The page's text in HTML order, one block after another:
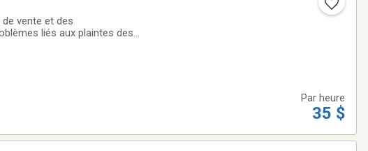
vente et des
liés aux plaintes des
Par heure
35 $